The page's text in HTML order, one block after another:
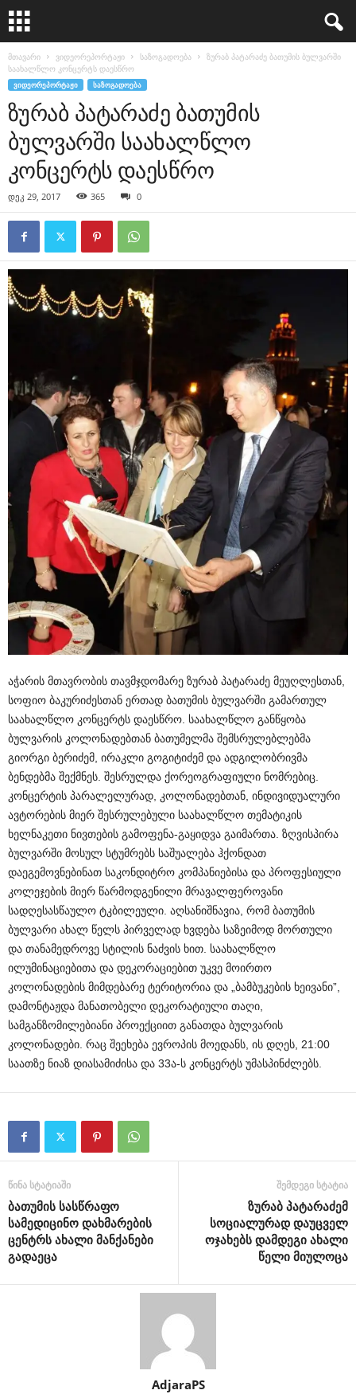
მთავარი ვიდეორეპორტაჟი საზოგადოება
ზურაბ პატარაძე ბათუმის ბულვარში
საახალწლო კონცერტს დაესწრო
ᲕᲘᲓᲔᲝᲠᲔᲞᲝᲠᲢᲐᲟᲘ ᲡᲐᲖᲝᲒᲐᲓᲝᲔᲑᲐ
ზურაბ პატარაძე ბათუმის
ბულვარში საახალწლო
კონცერტს დაესწრო
დეკ 29, 2017 365 0
აჭარის მთავრობის თავმჯდომარე ზურაბ პატარაძე მეუღლესთან,
სოფიო ბაკურიძესთან ერთად ბათუმის ბულვარში გამართულ
საახალწლო კონცერტს დაესწრო. საახალწლო განწყობა
ბულვარის კოლონადებთან ბათუმელმა შემსრულებლებმა
გიორგი ბერიძემ, ირაკლი გოგიტიძემ და ადგილობრივმა
ბენდებმა შექმნეს. შესრულდა ქორეოგრაფიული ნომრებიც.
კონცერტის პარალელურად, კოლონადებთან, ინდივიდუალური
ავტორების მიერ შესრულებული საახალწლო თემატიკის
ხელნაკეთი ნივთების გამოფენა-გაყიდვა გაიმართა. ზღვისპირა
ბულვარში მოსულ სტუმრებს საშუალება ჰქონდათ
დაეგემოვნებინათ საკონდიტრო კომპანიებისა და პროფესიული
კოლეჯების მიერ წარმოდგენილი მრავალფეროვანი
სადღესასწაულო ტკბილეული. აღსანიშნავია, რომ ბათუმის
ბულვარი ახალ წელს პირველად ხვდება საზეიმოდ მორთული
და თანამედროვე სტილის ნაძვის ხით. საახალწლო
ილუმინაციებითა და დეკორაციებით უკვე მოირთო
კოლონადების მიმდებარე ტერიტორია და „ბამბუკების ხეივანი”,
დამონტაჟდა მანათობელი დეკორატიული თაღი,
სამგანზომილებიანი პროექციით განათდა ბულვარის
კოლონადები. რაც შეეხება ევროპის მოედანს, ის დღეს, 21:00
საათზე ნიაზ დიასამიძისა და 33ა-ს კონცერტს უმასპინძლებს.
წინა სტატიაში
ბათუმის სასწრაფო
სამედიცინო დახმარების
ცენტრს ახალი მანქანები
გადაეცა
შემდეგი სტატია
ზურაბ პატარაძემ
სოციალურად დაუცველ
ოჯახებს დამდეგი ახალი
წელი მიულოცა
AdjaraPS